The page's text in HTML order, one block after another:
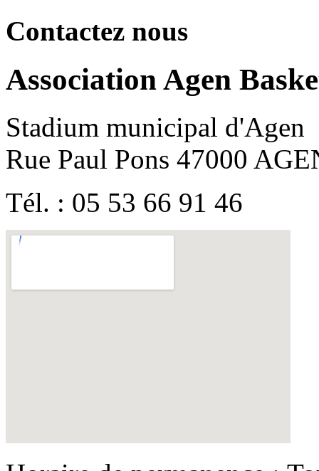
Contactez nous
Association Agen
Stadium municipal d'Agen
Rue Paul Pons 47000
Tél. : 05 53 66 91 46